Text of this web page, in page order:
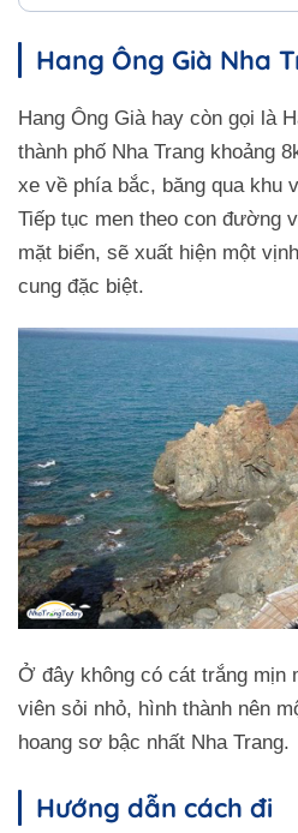
Hang Ông Già Nha
Hang Ông Già hay còn gọi là
thành phố Nha Trang khoảng
xe về phía bắc, băng qua khu
Tiếp tục men theo con đường
mặt biển, sẽ xuất hiện một
cung đặc biệt.
Ở đây không có cát trắng mịn
viên sỏi nhỏ, hình thành nên
hoang sơ bậc nhất Nha Trang.
Hướng dẫn cách đi